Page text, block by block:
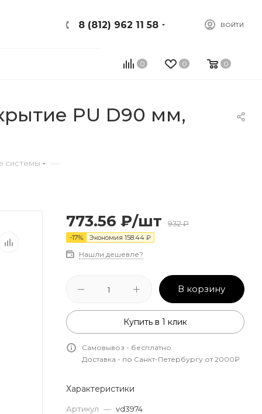
ВОЙТИ
8 (812) 962 11 58
0 0 0
PU D90 мм,
системы —
773.56 ₽/шт 932₽
-17% Экономия 158.44 ₽
Нашли дешевле?
В корзину
Купить в 1 клик
Самовывоз - бесплатно
Доставка - по Санкт-Петербургу от 2000₽
Характеристики
Артикул — vd3974